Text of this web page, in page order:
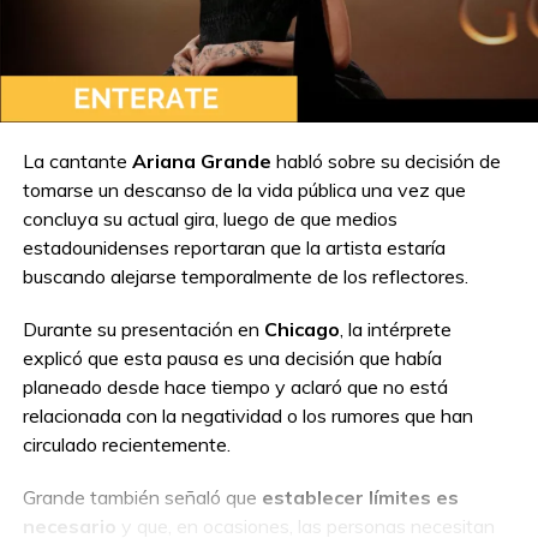
El Último Espectáculo de José Luis Perales
Antes de su Retiro: Un Recuerdo de su
Concierto de Despedida
NO TE PIERDAS
[Video] José Luis Perales desmiente su
muerte
La cantante Ariana Grande habló sobre su decisión de
tomarse un descanso de la vida pública una vez que
concluya su actual gira, luego de que medios
estadounidenses reportaran que la artista estaría
buscando alejarse temporalmente de los reflectores.
Durante su presentación en Chicago, la intérprete
explicó que esta pausa es una decisión que había
planeado desde hace tiempo y aclaró que no está
relacionada con la negatividad o los rumores que han
circulado recientemente.
Grande también señaló que establecer límites es
necesario y que, en ocasiones, las personas necesitan